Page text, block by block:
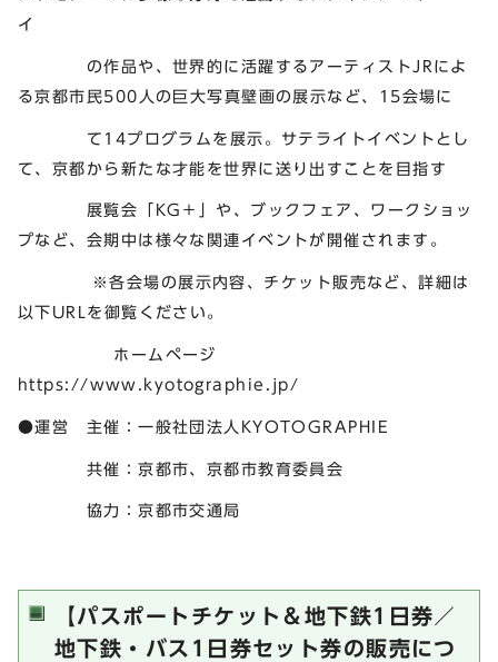
イ
の作品や、世界的に活躍するアーティストJRによ
る京都市民500人の巨大写真壁画の展示など、15会場に
て14プログラムを展示。サテライトイベントとし
て、京都から新たな才能を世界に送り出すことを目指す
展覧会「KG＋」や、ブックフェア、ワークショッ
プなど、会期中は様々な関連イベントが開催されます。
※各会場の展示内容、チケット販売など、詳細は
以下URLを御覧ください。
ホームページ
https://www.kyotographie.jp/
●運営 主催：一般社団法人KYOTOGRAPHIE
共催：京都市、京都市教育委員会
協力：京都市交通局
【パスポートチケット＆地下鉄1日券／
地下鉄・バス1日券セット券の販売につ